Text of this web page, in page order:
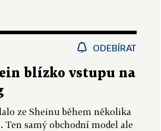
ODEBÍRAT
blízko vstupu na
ze Sheinu během několika
Ten samý obchodní model ale